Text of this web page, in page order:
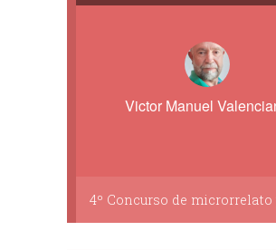
Victor Manuel
4º Concurso de microrrelato